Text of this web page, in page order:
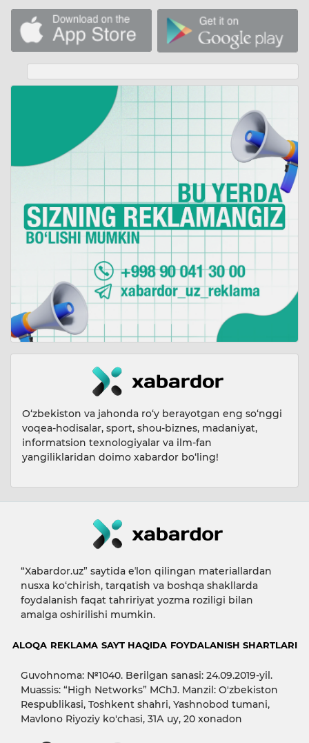
O‘zbekiston va jahonda ro‘y berayotgan eng so‘nggi
voqea-hodisalar, sport, shou-biznes, madaniyat,
informatsion texnologiyalar va ilm-fan
yangiliklaridan doimo xabardor bo‘ling!
“Xabardor.uz” saytida eʼlon qilingan materiallardan
nusxa ko‘chirish, tarqatish va boshqa shakllarda
foydalanish faqat tahririyat yozma roziligi bilan
amalga oshirilishi mumkin.
ALOQA REKLAMA SAYT HAQIDA FOYDALANISH SHARTLARI
Guvohnoma: №1040. Berilgan sanasi: 24.09.2019-yil.
Muassis: “High Networks” MChJ. Manzil: O'zbekiston
Respublikasi, Toshkent shahri, Yashnobod tumani,
Mavlono Riyoziy ko'chasi, 31А uy, 20 xonadon